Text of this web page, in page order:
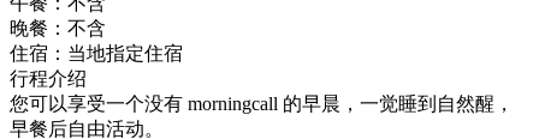
晚餐： 不含
住宿： 当地指定住宿
行程介绍
您可以享受一个没有 morningcall 的早晨，一觉睡到自然醒，
早餐后自由活动。